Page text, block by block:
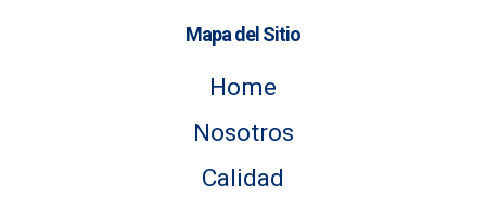
Mapa del Sitio
Home
Nosotros
Calidad